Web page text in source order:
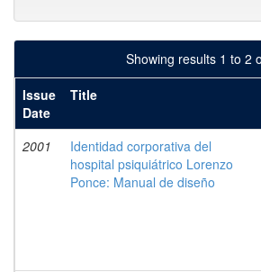
Showing results 1 to 2
Issue
Date
Title
2001
Identidad corporativa del
hospital psiquiátrico Lorenzo
Ponce: Manual de diseño